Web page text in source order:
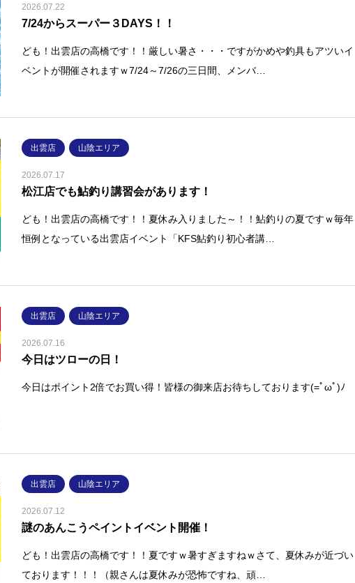
2026.07.22
7/24からスーパー３DAYS！！
ども！出雲店の高橋です！！厳しい暑さ・・・ですがかめや釣具もアツいイ
ベントが開催されますｗ7/24～7/26の三日間、メンバ…
出雲店 山陰エリア
2026.07.17
松江店でも鮎釣り講習会があります！
ども！出雲店の高橋です！！夏休み入りました～！！鮎釣りの夏ですｗ毎年
恒例となっている出雲店イベント「KFS鮎釣り初心者講…
出雲店 山陰エリア
2026.07.16
今日はツローの日！
今日はポイント2倍でお買い得！皆様の御来店お待ちしております(=ﾟωﾟ)ﾉ
出雲店 山陰エリア
2026.07.12
謎のあんこうペイントイベント開催！
ども！出雲店の高橋です！！夏ですｗ暑すぎますねｗさて、夏休みが近づい
ております！！！（親さんは夏休みが恐怖ですね、頑…